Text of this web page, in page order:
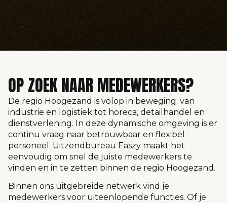
OP ZOEK NAAR MEDEWERKERS?
De regio Hoogezand is volop in beweging: van
industrie en logistiek tot horeca, detailhandel en
dienstverlening. In deze dynamische omgeving is er
continu vraag naar betrouwbaar en flexibel
personeel. Uitzendbureau Easzy maakt het
eenvoudig om snel de juiste medewerkers te
vinden en in te zetten binnen de regio Hoogezand.
Binnen ons uitgebreide netwerk vind je
medewerkers voor uiteenlopende functies. Of je